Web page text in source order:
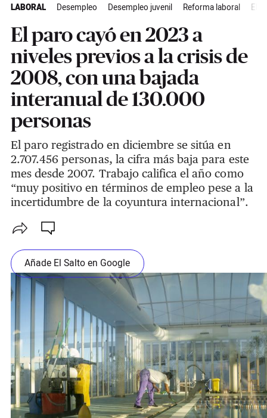
LABORAL Desempleo Desempleo juvenil Reforma laboral El
El paro cayó en 2023 a
niveles previos a la crisis de
2008, con una bajada
interanual de 130.000
personas
El paro registrado en diciembre se sitúa en
2.707.456 personas, la cifra más baja para este
mes desde 2007. Trabajo califica el año como
“muy positivo en términos de empleo pese a la
incertidumbre de la coyuntura internacional”.
Añade El Salto en Google